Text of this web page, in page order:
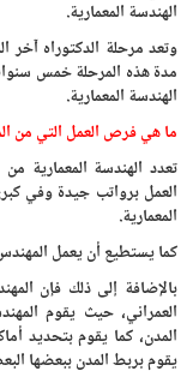
الهندسة المعمارية.
وتعد مرحلة الدكتوراه آخر
مدة هذه المرحلة خمس
الهندسة المعمارية.
ما هي فرص العمل التي من
تعدد الهندسة المعمارية
العمل برواتب جيدة وفي
المعمارية.
كما يستطيع أن يعمل
بالإضافة إلى ذلك فإن
العمراني، حيث يقوم
المدن، كما يقوم بتحديد
يقوم بربط المدن ببعضها